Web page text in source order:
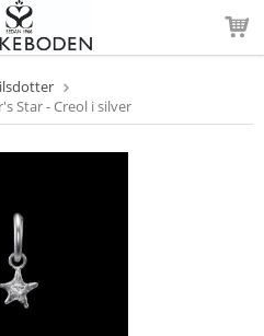
Star - Creol i silver